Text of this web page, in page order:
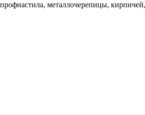
металлочерепицы,